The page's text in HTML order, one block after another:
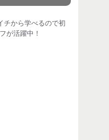
から学べるので初
が活躍中！